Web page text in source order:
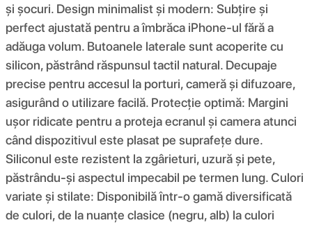
și șocuri. Design minimalist și modern: Subțire și
perfect ajustată pentru a îmbrăca iPhone-ul fără a
adăuga volum. Butoanele laterale sunt acoperite cu
silicon, păstrând răspunsul tactil natural. Decupaje
precise pentru accesul la porturi, cameră și difuzoare,
asigurând o utilizare facilă. Protecție optimă: Margini
ușor ridicate pentru a proteja ecranul și camera atunci
când dispozitivul este plasat pe suprafețe dure.
Siliconul este rezistent la zgârieturi, uzură și pete,
păstrându-și aspectul impecabil pe termen lung. Culori
variate și stilate: Disponibilă într-o gamă diversificată
de culori, de la nuanțe clasice (negru, alb) la culori